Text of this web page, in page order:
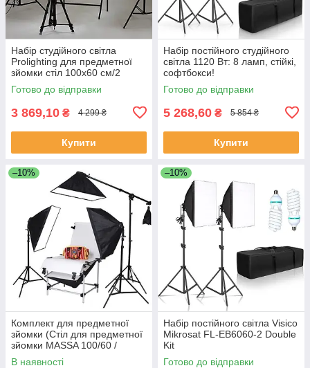
Набір студійного світла
Prolighting для предметної
зйомки стіл 100х60 см/2
софтбокса 50х70 см/2
штатива
Готово до відправки
3 869,10 ₴ 4 299 ₴
Купити
Набір постійного студійного
світла 1120 Вт: 8 ламп, стійкі,
софтбокси!
Готово до відправки
5 268,60 ₴ 5 854 ₴
Купити
–10%
Комплект для предметної
зйомки (Стіл для предметної
зйомки MASSA 100/60 /
софтбокси)
В наявності
–10%
Набір постійного світла Visico
Mikrosat FL-EB6060-2 Double
Kit
Готово до відправки